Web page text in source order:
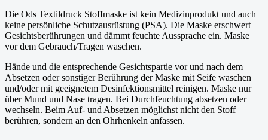
Die Ods Textildruck Stoffmaske ist kein Medizinprodukt und auch
keine persönliche Schutzausrüstung (PSA). Die Maske erschwert
Gesichtsberührungen und dämmt feuchte Aussprache ein. Maske
vor dem Gebrauch/Tragen waschen.
Hände und die entsprechende Gesichtspartie vor und nach dem
Absetzen oder sonstiger Berührung der Maske mit Seife waschen
und/oder mit geeignetem Desinfektionsmittel reinigen. Maske nur
über Mund und Nase tragen. Bei Durchfeuchtung absetzen oder
wechseln. Beim Auf- und Absetzen möglichst nicht den Stoff
berühren, sondern an den Ohrhenkeln anfassen.